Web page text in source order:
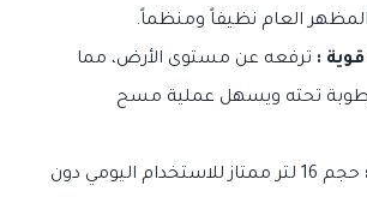
العام نظيفاً ومنظماً.
: ترفعه عن مستوى الأرض، مما
تحته ويسهل عملية مسح
حجم 16 لتر ممتاز للاستخدام اليومي دون